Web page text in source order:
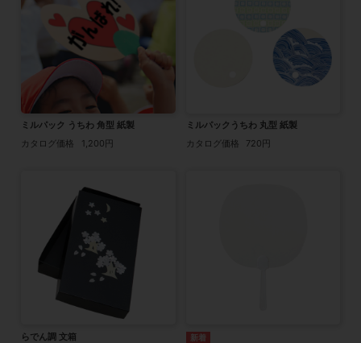
ミルパック うちわ 角型 紙製
カタログ価格
1,200円
ミルパックうちわ 丸型 紙製
カタログ価格
720円
らでん調 文箱